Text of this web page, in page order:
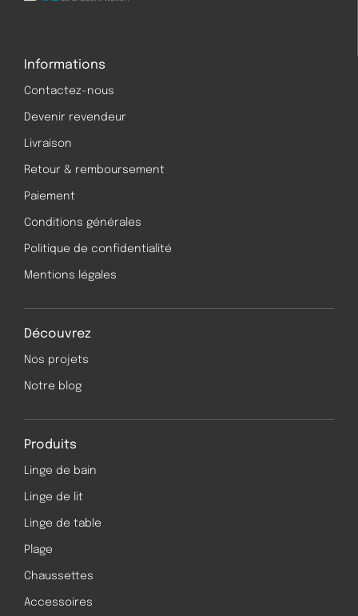
Informations
Contactez-nous
Devenir revendeur
Livraison
Retour & remboursement
Paiement
Conditions générales
Politique de confidentialité
Mentions légales
Découvrez
Nos projets
Notre blog
Produits
Linge de bain
Linge de lit
Linge de table
Plage
Chaussettes
Accessoires